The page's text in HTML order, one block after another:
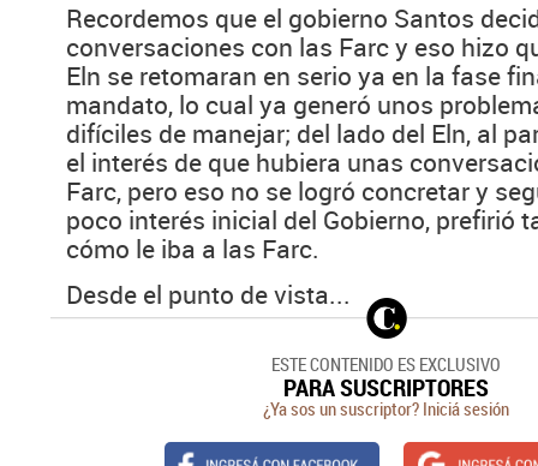
Recordemos que el gobierno Santos
conversaciones con las Farc y eso hizo
Eln se retomaran en serio ya en la fase
mandato, lo cual ya generó unos
difíciles de manejar; del lado del Eln, al
el interés de que hubiera unas
Farc, pero eso no se logró concretar y
poco interés inicial del Gobierno, prefirió
cómo le iba a las Farc.
Desde el punto de vista...
ESTE CONTENIDO ES EXCLUSIVO
PARA SUSCRIPTORES
¿Ya sos un suscriptor? Iniciá sesión